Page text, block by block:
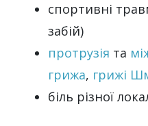
спортивні
забій)
протрузія та
грижа, грижі
біль різної